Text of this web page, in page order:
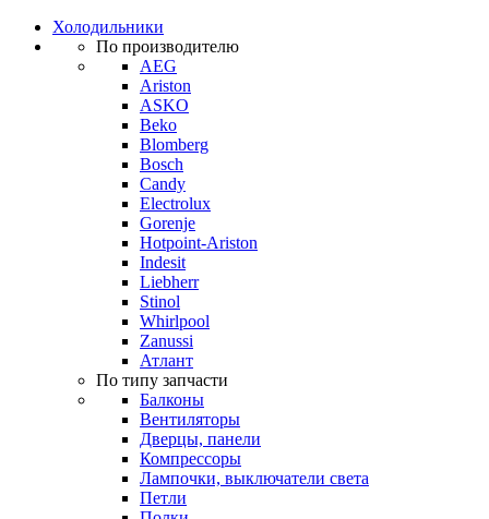
Холодильники
По производителю
AEG
Ariston
ASKO
Beko
Blomberg
Bosch
Candy
Electrolux
Gorenje
Hotpoint-Ariston
Indesit
Liebherr
Stinol
Whirlpool
Zanussi
Атлант
По типу запчасти
Балконы
Вентиляторы
Дверцы, панели
Компрессоры
Лампочки, выключатели света
Петли